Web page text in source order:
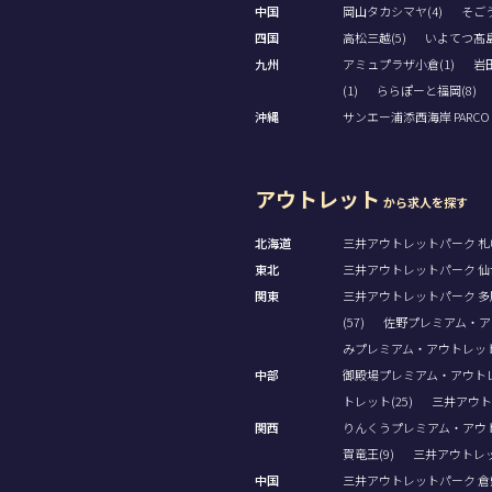
中国 岡山タカシマヤ(4)
そご
四国
高松三越(5)
いよてつ髙
九州
アミュプラザ小倉(1)
岩
(1)
ららぽーと福岡(8)
沖縄
サンエー浦添西海岸
アウトレット から求人を探す
北海道
三井アウトレットパーク
東北
三井アウトレットパーク
関東
三井アウトレットパーク
(57)
佐野プレミアム・
みプレミアム・アウトレッ
中部
御殿場プレミアム・アウト
トレット(25)
三井アウ
関西
りんくうプレミアム・ア
賀竜王(9)
三井アウトレ
中国
三井アウトレットパーク